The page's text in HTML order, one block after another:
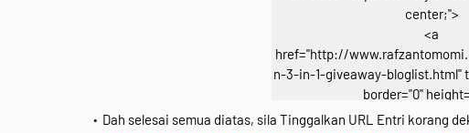
center;">
<a
href="http://
n-3-in-1-giveaway-bloglist.html"
border="0"
src="https://
Dah selesai semua diatas, sila Tinggalkan URL Entri korang